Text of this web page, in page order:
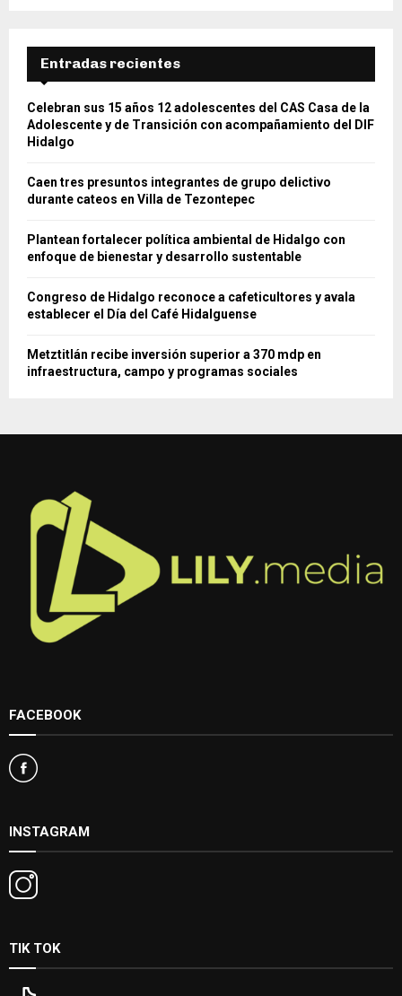
Entradas recientes
Celebran sus 15 años 12 adolescentes del CAS Casa de la
Adolescente y de Transición con acompañamiento del DIF
Hidalgo
Caen tres presuntos integrantes de grupo delictivo
durante cateos en Villa de Tezontepec
Plantean fortalecer política ambiental de Hidalgo con
enfoque de bienestar y desarrollo sustentable
Congreso de Hidalgo reconoce a cafeticultores y avala
establecer el Día del Café Hidalguense
Metztitlán recibe inversión superior a 370 mdp en
infraestructura, campo y programas sociales
FACEBOOK
INSTAGRAM
TIK TOK